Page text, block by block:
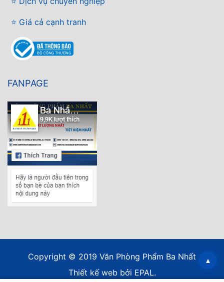
⭐ Giá cả cạnh tranh
FANPAGE
Copyright © 2019 Văn Phòng Phẩm Ba Nhất
Thiết kế web bởi EPAL.
▴